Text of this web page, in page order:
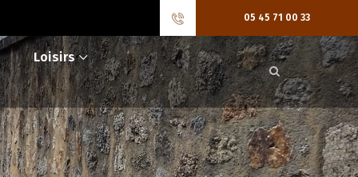
05 45 71 00 33
Loisirs